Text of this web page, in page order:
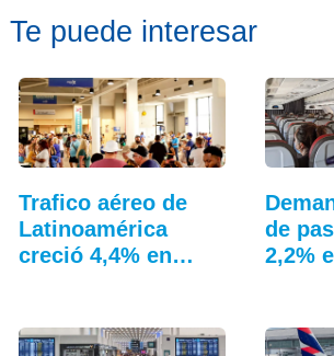
Te puede interesar
Trafico aéreo de
Latinoamérica
creció 4,4% en
de
2,2%